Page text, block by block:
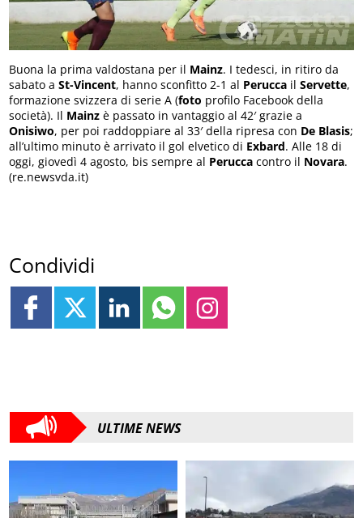
Buona la prima valdostana per il Mainz. I tedesci, in ritiro da
sabato a St-Vincent, hanno sconfitto 2-1 al Perucca ilServette,
formazione svizzera di serie A (foto profilo Facebook della
società). Il Mainz è passato in vantaggio al 42′ grazie a
Onisiwo, per poi raddoppiare al 33′ della ripresa con De Blasis;
all’ultimo minuto è arrivato il gol elvetico di Exbard. Alle 18 di
oggi, giovedì 4 agosto, bis sempre al Perucca contro il Novara.
(re.newsvda.it)
Condividi
ULTIME NEWS